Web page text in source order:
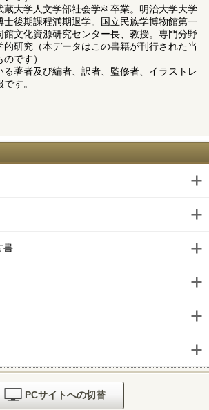
蔵大学人文学部社会学科卒業。明治大学大学
士後期課程満期退学。国立民族学博物館第一
館文化資源研究センター長、教授。専門分野
的研究（本データはこの書籍が刊行された当
です）
著者及び編者、訳者、監修者、イラストレ
す。
書
PCサイトへの切替